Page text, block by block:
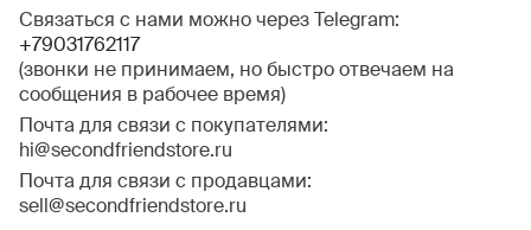
Связаться с нами можно через Telegram:
+79031762117
(звонки не принимаем, но быстро отвечаем на
сообщения в рабочее время)
Почта для связи с покупателями:
hi@secondfriendstore.ru
Почта для связи с продавцами:
sell@secondfriendstore.ru